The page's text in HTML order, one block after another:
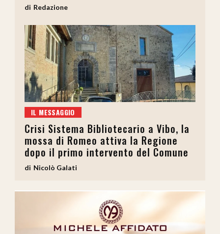
Redazione
IL MESSAGGIO
Crisi Sistema Bibliotecario a Vibo, la
mossa di Romeo attiva la Regione
dopo il primo intervento del Comune
Nicolò Galati